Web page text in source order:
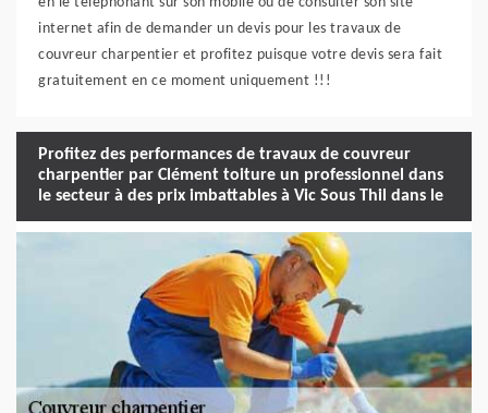
internet afin de demander un devis pour les travaux de
couvreur charpentier et profitez puisque votre devis sera fait
gratuitement en ce moment uniquement !!!
Profitez des performances de travaux de couvreur
charpentier par Clément toiture un professionnel dans
le secteur à des prix imbattables à Vic Sous Thil dans le